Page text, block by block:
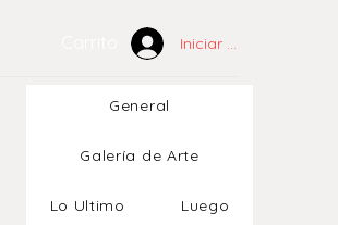
Iniciar sesión
General
Galería de Arte
Lo Ultimo Luego